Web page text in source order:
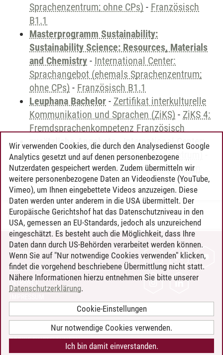
Sprachenzentrum; ohne CPs) - Französisch
B1.1
Masterprogramm Sustainability:
Sustainability Science: Resources, Materials
and Chemistry - International Center:
Sprachangebot (ehemals Sprachenzentrum;
ohne CPs) - Französisch B1.1
Leuphana Bachelor - Zertifikat interkulturelle
Kommunikation und Sprachen (ZiKS) - ZiKS 4:
Fremdsprachenkompetenz Französisch
zusätzliche Angebote- International Center:
Sprachangebot (ehemals Sprachenzentrum)
Sprachangebot und Sonderveranstaltungen
Timo Leder/30.06.2024
KONTAKT
LEUPHANA ALS ARBEITGEBER
INTRANET
BARRIEREFREIHEIT
COOKIE-EINSTELLUNGEN
Wir verwenden Cookies, die durch den Analysedienst Google
Analytics gesetzt und auf denen personenbezogene
Nutzerdaten gespeichert werden. Zudem übermitteln wir
weitere personenbezogene Daten an Videodienste (YouTube,
Vimeo), um Ihnen eingebettete Videos anzuzeigen. Diese
Daten werden unter anderem in die USA übermittelt. Der
Europäische Gerichtshof hat das Datenschutzniveau in den
USA, gemessen an EU-Standards, jedoch als unzureichend
eingeschätzt. Es besteht auch die Möglichkeit, dass Ihre
Daten dann durch US-Behörden verarbeitet werden können.
Wenn Sie auf "Nur notwendige Cookies verwenden" klicken,
findet die vorgehend beschriebene Übermittlung nicht statt.
Nähere Informationen hierzu entnehmen Sie bitte unserer
Datenschutzerklärung.
Cookie-Einstellungen
Nur notwendige Cookies verwenden.
Ich bin damit einverstanden.